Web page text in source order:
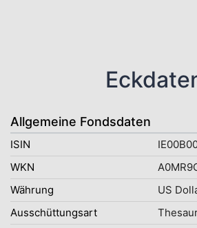
Allgemeine Fondsdaten
ISIN
WKN
Währung
US
Ausschüttungsart